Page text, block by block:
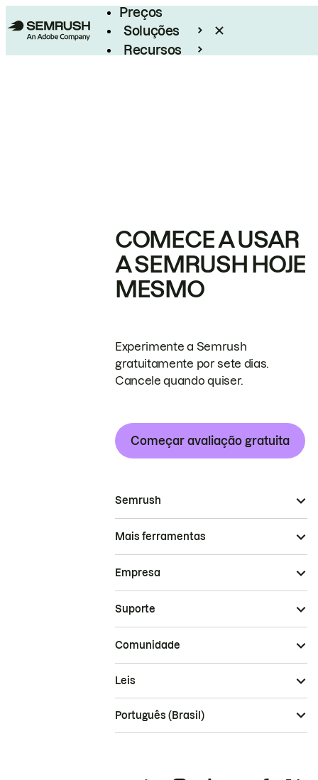
Preços
Soluções
Recursos
COMECE A USAR
A SEMRUSH HOJE
MESMO
Experimente a Semrush
gratuitamente por sete dias.
Cancele quando quiser.
Começar avaliação gratuita
Semrush
Mais ferramentas
Empresa
Suporte
Comunidade
Leis
Português (Brasil)